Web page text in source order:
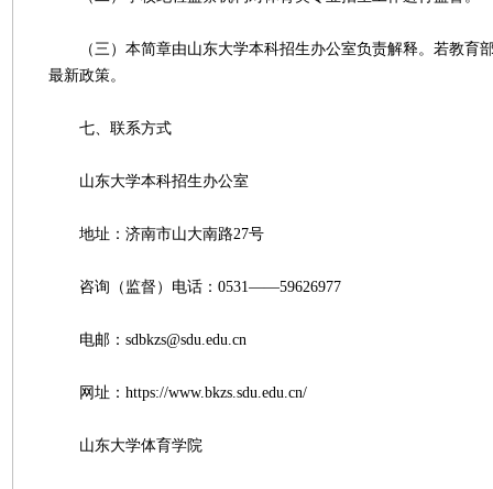
（三）本简章由山东大学本科招生办公室负责解释。若教育
最新政策。
七、联系方式
山东大学本科招生办公室
地址：济南市山大南路27号
咨询（监督）电话：0531——59626977
电邮：sdbkzs@sdu.edu.cn
网址：https://www.bkzs.sdu.edu.cn/
山东大学体育学院